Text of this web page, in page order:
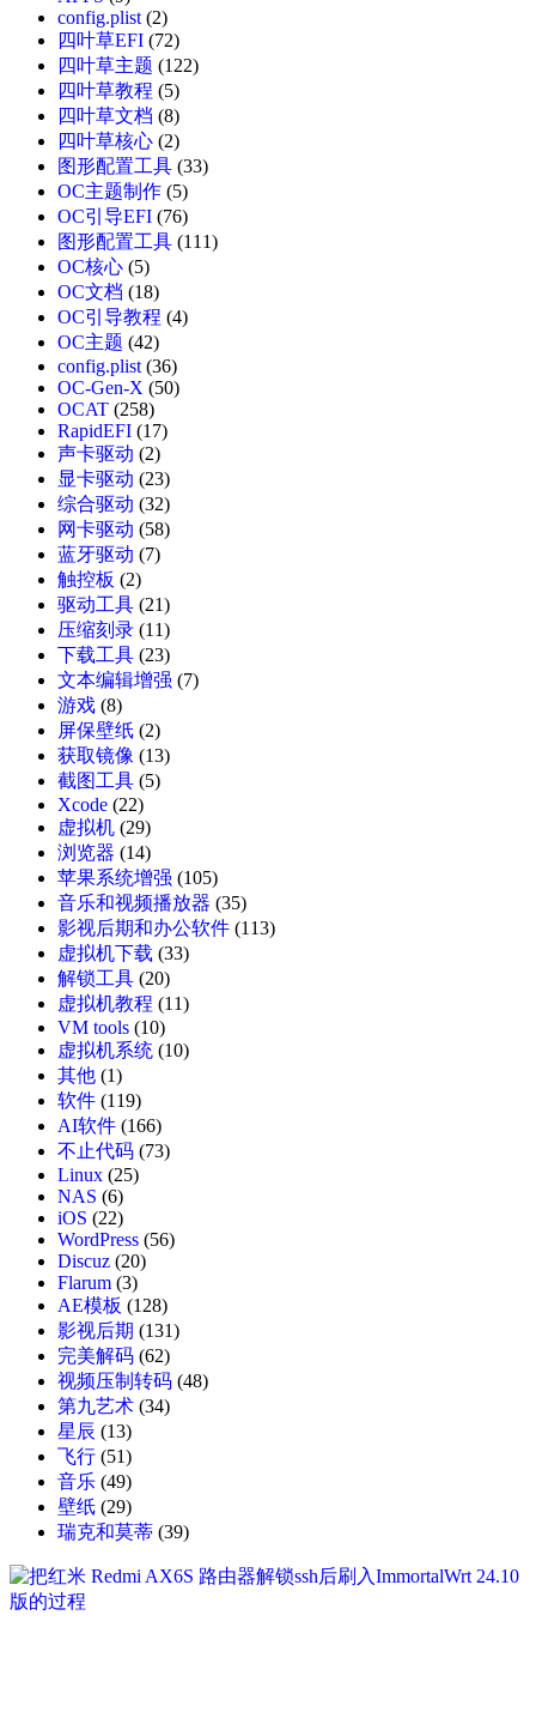
config.plist(2)
四叶草EFI (72)
四叶草主题 (122)
四叶草教程 (5)
四叶草文档 (8)
四叶草核心 (2)
图形配置工具 (33)
OC主题制作 (5)
OC引导EFI (76)
图形配置工具 (111)
OC核心 (5)
OC文档 (18)
OC引导教程 (4)
OC主题 (42)
config.plist(36)
OC-Gen-X (50)
OCAT (258)
RapidEFI (17)
声卡驱动 (2)
显卡驱动 (23)
综合驱动 (32)
网卡驱动 (58)
蓝牙驱动 (7)
触控板 (2)
驱动工具 (21)
压缩刻录 (11)
下载工具 (23)
文本编辑增强 (7)
游戏 (8)
屏保壁纸 (2)
获取镜像 (13)
截图工具 (5)
Xcode (22)
虚拟机 (29)
浏览器 (14)
苹果系统增强 (105)
音乐和视频播放器 (35)
影视后期和办公软件 (113)
虚拟机下载 (33)
解锁工具 (20)
虚拟机教程 (11)
VM tools (10)
虚拟机系统 (10)
其他 (1)
软件 (119)
AI软件 (166)
不止代码 (73)
Linux (25)
NAS (6)
iOS (22)
WordPress (56)
Discuz (20)
Flarum (3)
AE模板 (128)
影视后期 (131)
完美解码 (62)
视频压制转码 (48)
第九艺术 (34)
星辰 (13)
飞行 (51)
音乐 (49)
壁纸 (29)
瑞克和莫蒂 (39)